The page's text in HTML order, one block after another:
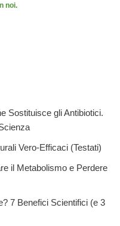
noi.
Sostituisce gli Antibiotici.
Vero-Efficaci (Testati)
il Metabolismo e Perdere
7 Benefici Scientifici (e 3